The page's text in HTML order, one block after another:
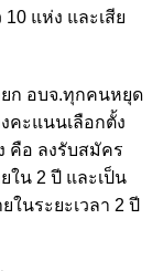
แห่ง และเสีย
ยก อบจ.ทุกคนหยุด
ะแนนเลือกตั้ง
คือ ลงรับสมัคร
ใน 2 ปี และเป็น
ในระยะเวลา 2 ปี